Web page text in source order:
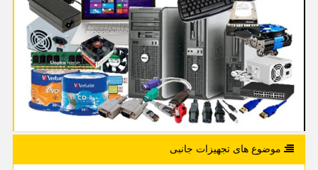
موضوع های تجهیزات جانبی